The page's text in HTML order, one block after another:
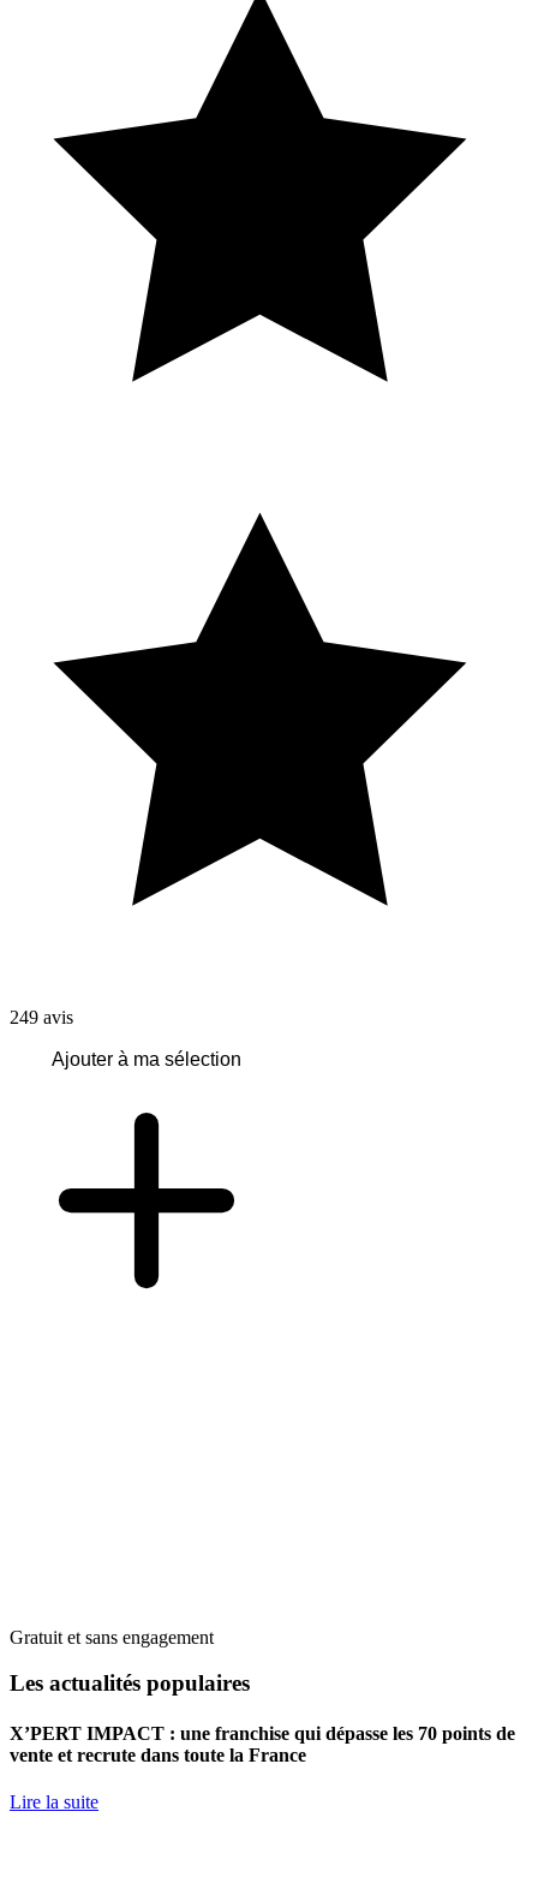
249 avis
Ajouter à ma sélection
Gratuit et sans engagement
Les actualités populaires
X’PERT IMPACT : une franchise qui dépasse les 70 points de
vente et recrute dans toute la France
Lire la suite